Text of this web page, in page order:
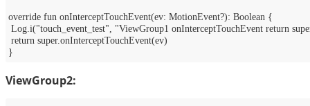
override fun onInterceptTouchEvent(ev: MotionEvent?): Boolean {
Log.i("touch_event_test", "ViewGroup1 onInterceptTouchEvent return
return super.onInterceptTouchEvent(ev)
}
ViewGroup2: